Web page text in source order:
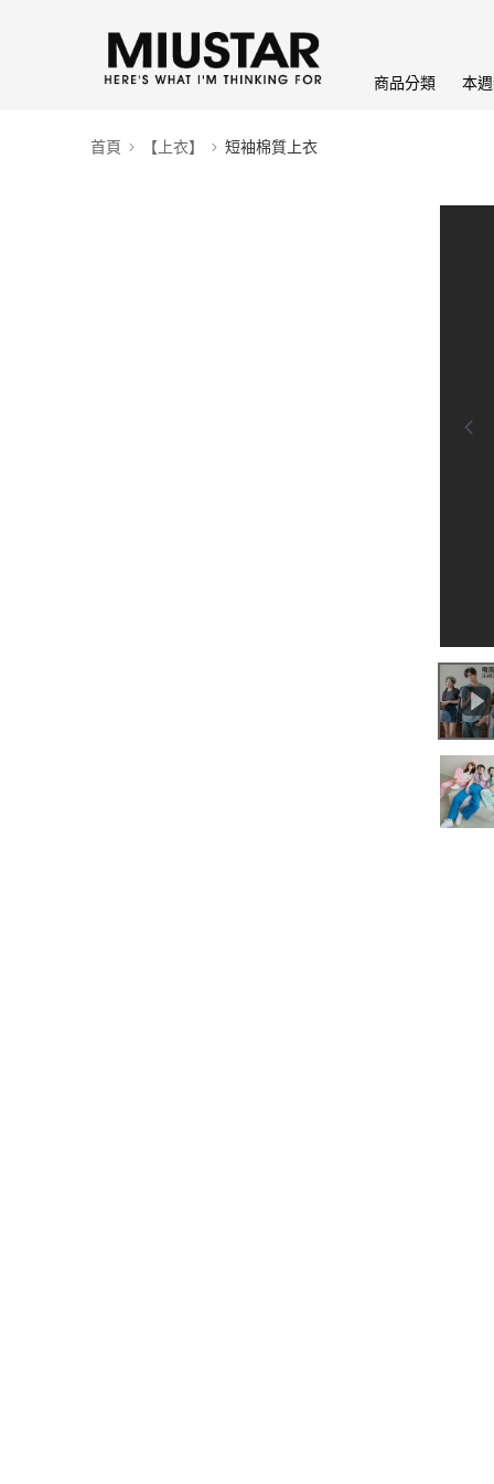
商品分類 本
首頁 【上衣】 短袖棉質上衣